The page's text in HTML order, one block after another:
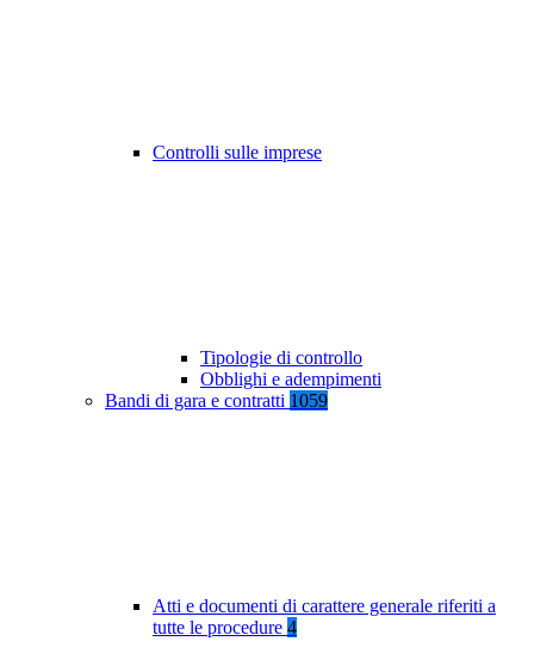
Controlli sulle imprese
Tipologie di controllo
Obblighi e adempimenti
Bandi di gara e contratti 1059
Atti e documenti di carattere generale riferiti a
tutte le procedure 4